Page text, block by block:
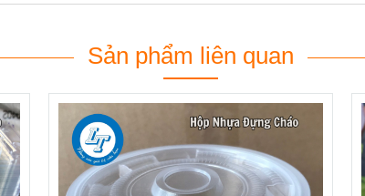
Sản phẩm liên quan